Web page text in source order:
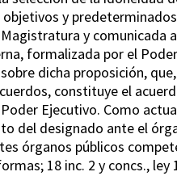
y
y
formalizada por el
dicha proposición,
constituye el
Ejecutivo. Como
del designado ante el
órganos públicos
18 inc. 2 y concs.,